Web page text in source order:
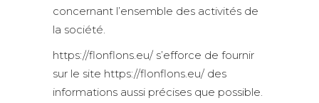
concernant l’ensemble des activités de
la société.
https://flonflons.eu/ s’efforce de fournir
sur le site https://flonflons.eu/ des
informations aussi précises que possible.